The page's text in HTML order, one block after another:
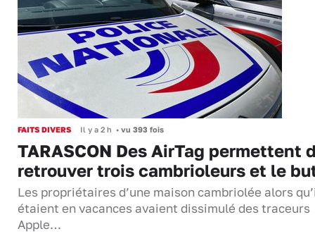
FAITS DIVERS Il y a 2 h • vu 393 fois
TARASCON Des AirTag permettent
retrouver trois cambrioleurs et le
Les propriétaires d’une maison cambriolée alors
étaient en vacances avaient dissimulé des traceurs
Apple…